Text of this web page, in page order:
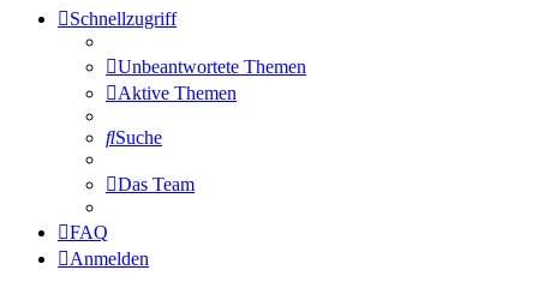
Schnellzugriff
Unbeantwortete Themen
Aktive Themen
Suche
Das Team
FAQ
Anmelden